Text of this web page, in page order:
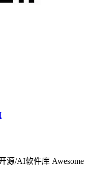
源/AI软件库 Awesome